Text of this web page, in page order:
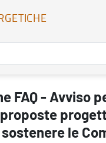
per la selezione
FAQ - Avviso
le